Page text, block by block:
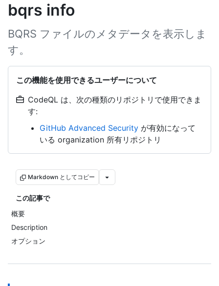
bqrs info
BQRS ファイルのメタデータを表示しま
す。
この機能を使用できるユーザーについて
CodeQL は、次の種類のリポジトリで使用できま
す:
GitHub Advanced Security が有効になって
いる organization 所有リポジトリ
Markdown としてコピー
この記事で
概要
Description
オプション